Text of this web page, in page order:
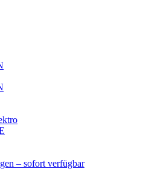
– sofort verfügbar